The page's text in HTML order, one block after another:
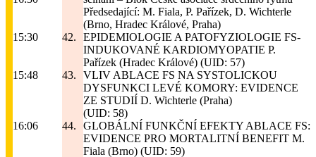
Předsedající: M. Fiala, P. Pařízek, D. Wichterle
(Brno, Hradec Králové, Praha)
15:30
42.
EPIDEMIOLOGIE A PATOFYZIOLOGIE FS-
INDUKOVANÉ KARDIOMYOPATIE P.
Pařízek (Hradec Králové) (UID: 57)
15:48
43.
VLIV ABLACE FS NA SYSTOLICKOU
DYSFUNKCI LEVÉ KOMORY: EVIDENCE
ZE STUDIÍ D. Wichterle (Praha)
(UID: 58)
16:06
44.
GLOBÁLNÍ FUNKČNÍ EFEKTY ABLACE FS:
EVIDENCE PRO MORTALITNÍ BENEFIT M.
Fiala (Brno) (UID: 59)